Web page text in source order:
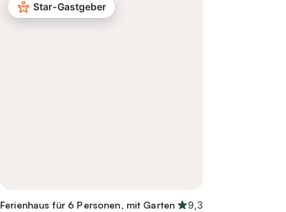
Star-Gastgeber
Ferienhaus für 6 Personen, mit Garten
9,3